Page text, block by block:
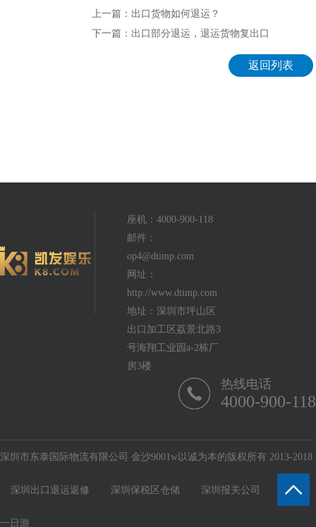
上一篇：出口货物如何退运？
下一篇：出口部分退运，退运货物复出口
返回列表
座机：4000-900-118
邮件：
op4@dtimp.com
网址：
http://www.dtimp.com
地址：深圳市坪山区
出口加工区荔景北路3
号海翔工业园a-2栋厂
房3楼
热线电话
4000-900-118
深圳市东泰国际物流有限公司 金沙9001w以诚为本的版权所有 2013-2018
深圳出口退运返修 深圳保税区仓储 深圳报关公司 保税区
一日游